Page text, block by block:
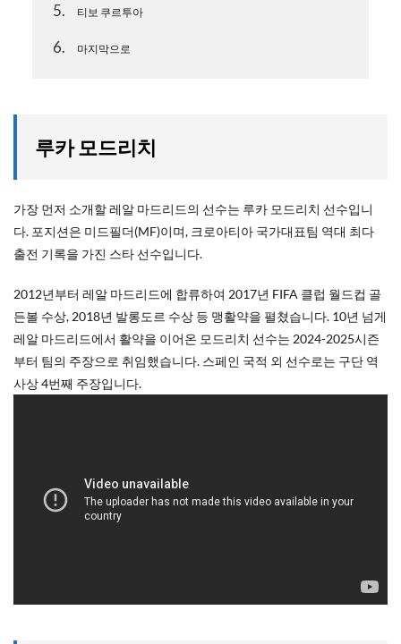
5 티보 쿠르투아
6 마지막으로
루카 모드리치
가장 먼저 소개할 레알 마드리드의 선수는 루카 모드리치 선수입니
다. 포지션은 미드필더(MF)이며, 크로아티아 국가대표팀 역대 최다
출전 기록을 가진 스타 선수입니다.
2012년부터 레알 마드리드에 합류하여 2017년 FIFA 클럽 월드컵 골
든볼 수상, 2018년 발롱도르 수상 등 맹활약을 펼쳤습니다. 10년 넘게
레알 마드리드에서 활약을 이어온 모드리치 선수는 2024-2025시즌
부터 팀의 주장으로 취임했습니다. 스페인 국적 외 선수로는 구단 역
사상 4번째 주장입니다.